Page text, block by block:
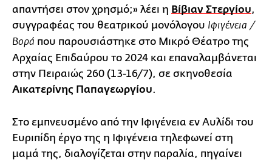
απαντήσει στον χρησμό;» λέει η Βίβιαν Στεργίου,
συγγραφέας του θεατρικού μονόλογου Ιφιγένεια /
Βορά που παρουσιάστηκε στο Μικρό Θέατρο της
Αρχαίας Επιδαύρου το 2024 και επαναλαμβάνεται
στην Πειραιώς 260 (13-16/7), σε σκηνοθεσία
Αικατερίνης Παπαγεωργίου.
Στο εμπνευσμένο από την Ιφιγένεια εν Αυλίδι του
Ευριπίδη έργο της η Ιφιγένεια τηλεφωνεί στη
μαμά της, διαλογίζεται στην παραλία, πηγαίνει